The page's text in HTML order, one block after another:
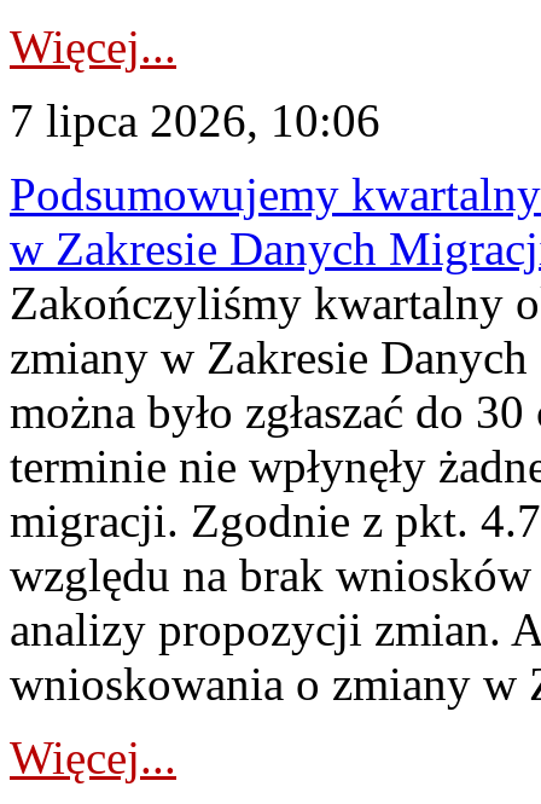
Więcej...
7 lipca 2026, 10:06
Podsumowujemy
w Zakresie Danych
Zakończyliśmy kwartalny
zmiany w Zakresie
można było zgłaszać do
terminie nie wpłynęły
migracji. Zgodnie z pkt.
względu na brak
analizy propozycji zmian.
wnioskowania o zmiany w
Więcej...